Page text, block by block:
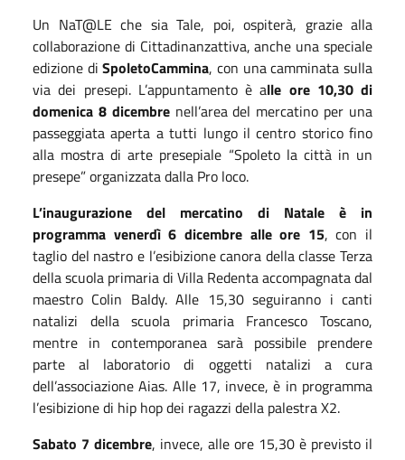
Un NaT@LE che sia Tale, poi, ospiterà, grazie alla
collaborazione di Cittadinanzattiva, anche una speciale
edizione di SpoletoCammina, con una camminata sulla
via dei presepi. L’appuntamento è alle ore 10,30 di
domenica 8 dicembrenell’area del mercatino per una
passeggiata aperta a tutti lungo il centro storico fino
alla mostra di arte presepiale “Spoleto la città in un
presepe” organizzata dalla Pro loco.
L’inaugurazione del mercatino di Natale è in
programma venerdì 6 dicembre alle ore 15, con il
taglio del nastro e l’esibizione canora della classe Terza
della scuola primaria di Villa Redenta accompagnata dal
maestro Colin Baldy. Alle 15,30 seguiranno i canti
natalizi della scuola primaria Francesco Toscano,
mentre in contemporanea sarà possibile prendere
parte al laboratorio di oggetti natalizi a cura
dell’associazione Aias. Alle 17, invece, è in programma
l’esibizione di hip hop dei ragazzi della palestra X2.
Sabato 7 dicembre, invece, alle ore 15,30 è previsto il